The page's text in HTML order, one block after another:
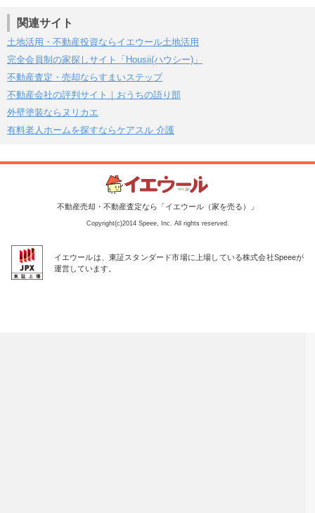
関連サイト
土地活用・不動産投資ならイエウール土地活用
完全会員制の家探しサイト「Housii(ハウシー)」
不動産査定・売却ならすまいステップ
不動産会社の評判サイト｜おうちの語り部
外壁塗装ならヌリカエ
有料老人ホームを探すならケアスル 介護
不動産売却・不動産査定なら「イエウール（家を売る）」
Copyright(c)2014 Speee, Inc. All rights reserved.
イエウールは、東証スタンダード市場に上場している株式会社Speeeが
運営しています。